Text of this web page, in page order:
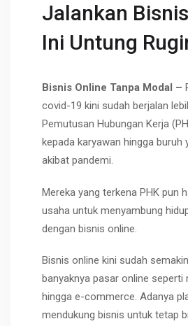
Jalankan
Ini Untung
Bisnis Online Tanpa Modal –
covid-19 kini sudah berjalan
Pemutusan Hubungan Kerja
kepada karyawan hingga buruh
akibat pandemi.
Mereka yang terkena PHK pun
usaha untuk menyambung
dengan bisnis online.
Bisnis online kini sudah
banyaknya pasar online seperti
hingga e-commerce. Adanya
mendukung bisnis untuk tetap